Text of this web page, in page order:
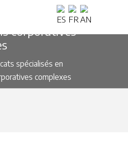
en
corporatives
spécialisés en
complexes